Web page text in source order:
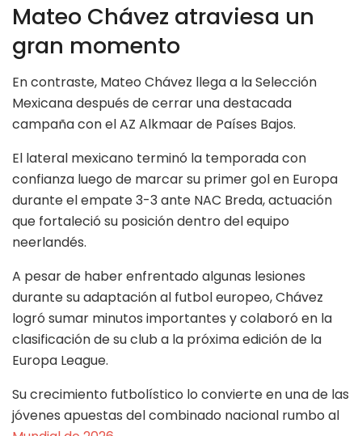
Mateo Chávez atraviesa un
gran momento
En contraste, Mateo Chávez llega a la Selección
Mexicana después de cerrar una destacada
campaña con el AZ Alkmaar de Países Bajos.
El lateral mexicano terminó la temporada con
confianza luego de marcar su primer gol en Europa
durante el empate 3-3 ante NAC Breda, actuación
que fortaleció su posición dentro del equipo
neerlandés.
A pesar de haber enfrentado algunas lesiones
durante su adaptación al futbol europeo, Chávez
logró sumar minutos importantes y colaboró en la
clasificación de su club a la próxima edición de la
Europa League.
Su crecimiento futbolístico lo convierte en una de las
jóvenes apuestas del combinado nacional rumbo al